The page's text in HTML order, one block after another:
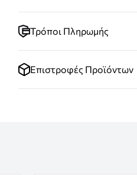
Τρόποι Πληρωμής
Επιστροφές Προϊόντων